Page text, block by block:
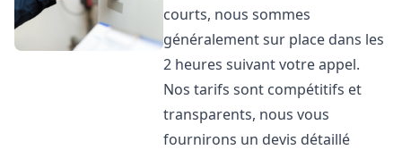
courts, nous sommes
généralement sur place dans les
2 heures suivant votre appel.
Nos tarifs sont compétitifs et
transparents, nous vous
fournirons un devis détaillé